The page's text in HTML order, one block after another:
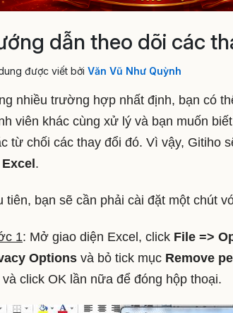
dẫn theo dõi các
được viết bởi Văn Vũ Như Quỳnh
nhiều trường hợp nhất định, bạn có
viên khác cùng xử lý và bạn muốn
từ chối các thay đổi đó. Vì vậy, Gitiho
.
tiên, bạn sẽ cần phải cài đặt một chút
1: Mở giao diện Excel, click File =>
Options và bỏ tick mục Remove
và click OK lần nữa để đóng hộp thoại.